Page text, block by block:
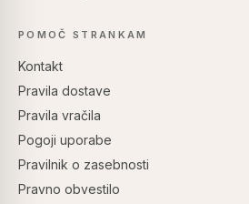
POMOČ STRANKAM
Kontakt
Pravila dostave
Pravila vračila
Pogoji uporabe
Pravilnik o zasebnosti
Pravno obvestilo